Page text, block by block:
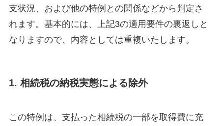
支状況、および他の特例との関係などから判定さ
れます。基本的には、上記3の適用要件の裏返しと
なりますので、内容としては重複いたします。
1. 相続税の納税実態による除外
この特例は、支払った相続税の一部を取得費に充